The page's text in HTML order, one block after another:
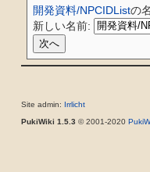
開発資料/NPCIDListの
新しい名前:
Site admin: Irrlicht
PukiWiki 1.5.3 © 2001-2020